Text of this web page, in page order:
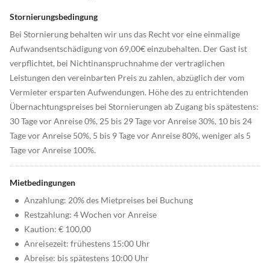
Stornierungsbedingung
Bei Stornierung behalten wir uns das Recht vor eine einmalige
Aufwandsentschädigung von 69,00€ einzubehalten. Der Gast ist
verpflichtet, bei Nichtinanspruchnahme der vertraglichen
Leistungen den vereinbarten Preis zu zahlen, abzüglich der vom
Vermieter ersparten Aufwendungen. Höhe des zu entrichtenden
Übernachtungspreises bei Stornierungen ab Zugang bis spätestens:
30 Tage vor Anreise 0%, 25 bis 29 Tage vor Anreise 30%, 10 bis 24
Tage vor Anreise 50%, 5 bis 9 Tage vor Anreise 80%, weniger als 5
Tage vor Anreise 100%.
Mietbedingungen
• Anzahlung: 20% des Mietpreises bei Buchung
• Restzahlung: 4 Wochen vor Anreise
• Kaution: € 100,00
• Anreisezeit: frühestens 15:00 Uhr
• Abreise: bis spätestens 10:00 Uhr